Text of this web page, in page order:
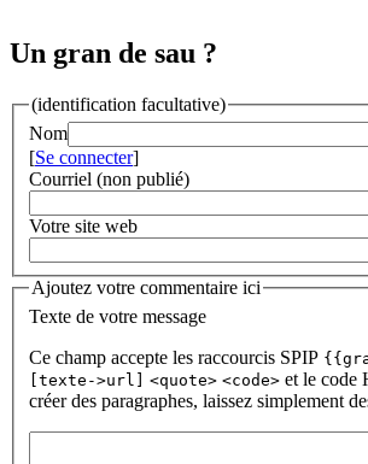
Un gran de sau ?
(identification facultative)
Nom
[Se connecter]
Courriel (non publié)
Votre site web
Ajoutez votre commentaire ici
Texte de votre message
Ce champ accepte les raccourcis SPIP
[texte->url]
<quote> <code> et le code
créer des paragraphes, laissez simplement